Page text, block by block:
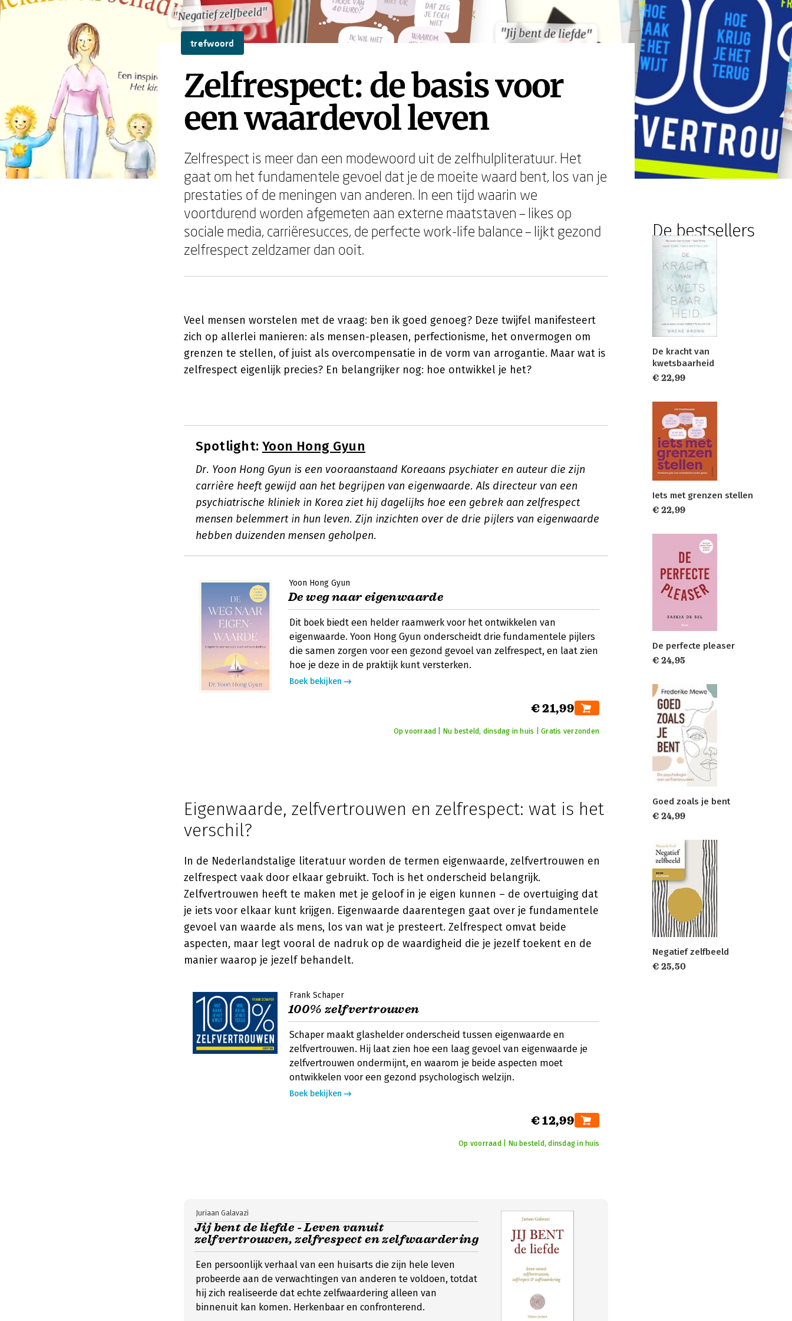
"Negatief zelfbeeld"
"Jij bent de liefde"
"Negatief zelfbeeld"
"Jij bent de liefde"
trefwoord
Zelfrespect: de basis voor
een waardevol leven
Zelfrespect is meer dan een modewoord uit de zelfhulpliteratuur. Het
gaat om het fundamentele gevoel dat je de moeite waard bent, los van je
prestaties of de meningen van anderen. In een tijd waarin we
voortdurend worden afgemeten aan externe maatstaven – likes op
sociale media, carriëresucces, de perfecte work-life balance – lijkt gezond
zelfrespect zeldzamer dan ooit.
Veel mensen worstelen met de vraag: ben ik goed genoeg? Deze twijfel manifesteert
zich op allerlei manieren: als mensen-pleasen, perfectionisme, het onvermogen om
grenzen te stellen, of juist als overcompensatie in de vorm van arrogantie. Maar wat is
zelfrespect eigenlijk precies? En belangrijker nog: hoe ontwikkel je het?
Spotlight: Yoon Hong Gyun
Dr. Yoon Hong Gyun is een vooraanstaand Koreaans psychiater en auteur die zijn
carrière heeft gewijd aan het begrijpen van eigenwaarde. Als directeur van een
psychiatrische kliniek in Korea ziet hij dagelijks hoe een gebrek aan zelfrespect
mensen belemmert in hun leven. Zijn inzichten over de drie pijlers van eigenwaarde
hebben duizenden mensen geholpen.
Yoon Hong Gyun
De weg naar eigenwaarde
Dit boek biedt een helder raamwerk voor het ontwikkelen van
eigenwaarde. Yoon Hong Gyun onderscheidt drie fundamentele pijlers
die samen zorgen voor een gezond gevoel van zelfrespect, en laat zien
hoe je deze in de praktijk kunt versterken.
Boek bekijken
€ 21,99
Op voorraad | Nu besteld, dinsdag in huis | Gratis verzonden
Eigenwaarde, zelfvertrouwen en zelfrespect: wat is het
verschil?
In de Nederlandstalige literatuur worden de termen eigenwaarde, zelfvertrouwen en
zelfrespect vaak door elkaar gebruikt. Toch is het onderscheid belangrijk.
Zelfvertrouwen heeft te maken met je geloof in je eigen kunnen – de overtuiging dat
je iets voor elkaar kunt krijgen. Eigenwaarde daarentegen gaat over je fundamentele
gevoel van waarde als mens, los van wat je presteert. Zelfrespect omvat beide
aspecten, maar legt vooral de nadruk op de waardigheid die je jezelf toekent en de
manier waarop je jezelf behandelt.
Frank Schaper
100% zelfvertrouwen
Schaper maakt glashelder onderscheid tussen eigenwaarde en
zelfvertrouwen. Hij laat zien hoe een laag gevoel van eigenwaarde je
zelfvertrouwen ondermijnt, en waarom je beide aspecten moet
ontwikkelen voor een gezond psychologisch welzijn.
Boek bekijken
€ 12,99
Op voorraad | Nu besteld, dinsdag in huis
Jij bent de liefde - Leven vanuit
zelfvertrouwen, zelfrespect en zelfwaardering
Juriaan Galavazi
Een persoonlijk verhaal van een huisarts die zijn hele leven
probeerde aan de verwachtingen van anderen te voldoen, totdat
hij zich realiseerde dat echte zelfwaardering alleen van
binnenuit kan komen. Herkenbaar en confronterend.
De bestsellers
De kracht van
kwetsbaarheid
€ 22,99
Iets met grenzen stellen
€ 22,99
De perfecte pleaser
€ 24,95
Goed zoals je bent
€ 24,99
Negatief zelfbeeld
€ 25,50